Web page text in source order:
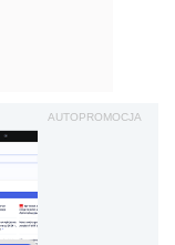
AUTOPROMOCJA